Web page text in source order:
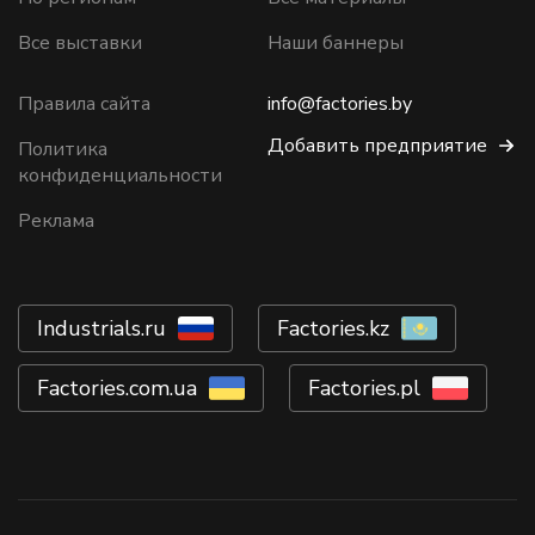
Все выставки
Наши баннеры
Правила сайта
Политика
конфиденциальности
Реклама
info@factories.by
Добавить предприятие
Industrials.ru Factories.kz
Factories.com.ua Factories.pl